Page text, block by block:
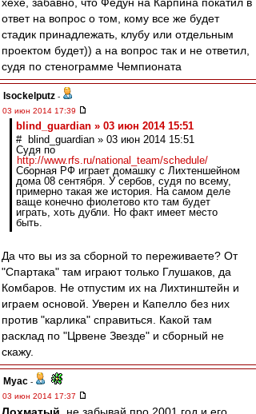
ответ на вопрос о том, кому все же будет
стадик принадлежать, клубу или отдельным
проектом будет)) а на вопрос так и не ответил,
судя по стенограмме Чемпионата
Isockelputz -
03 июн 2014 17:39
blind_guardian » 03 июн 2014 15:51
# blind_guardian » 03 июн 2014 15:51
Судя по
http://www.rfs.ru/national_team/schedule/
Сборная РФ играет домашку с Лихтеншейном
дома 08 сентября. У сербов, судя по всему,
примерно такая же история. На самом деле
ваще конечно фиолетово кто там будет
играть, хоть дубли. Но факт имеет место
быть.
Да что вы из за сборной то переживаете? От
"Спартака" там играют только Глушаков, да
Комбаров. Не отпустим их на Лихтинштейн и
играем основой. Уверен и Капелло без них
против "карлика" справиться. Какой там
расклад по "Црвене Звезде" и сборный не
скажу.
Myac -
03 июн 2014 17:37